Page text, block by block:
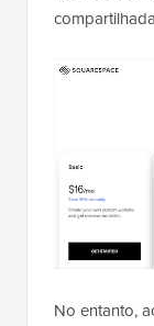
No entanto,